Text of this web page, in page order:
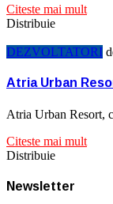
Citeste mai mult
Distribuie
DEZVOLTATORI
Atria Urban
Atria Urban Resort,
Citeste mai mult
Distribuie
Newsletter